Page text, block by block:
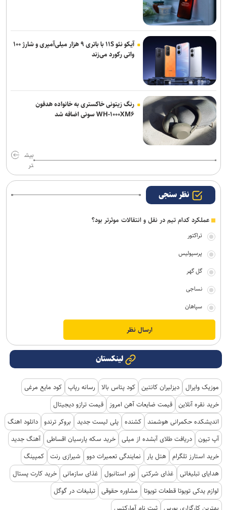
آیکو نئو ۱۱S با باتری ۹ هزار میلی‌آمپری و شارژ ۱۰۰
واتی رکورد می‌زند
رنگ زیتونی خاکستری به خانواده هدفون
WH-۱۰۰۰XM۶ سونی اضافه شد
بیش
تر
نظر سنجی
عملکرد کدام تیم در نقل و انتقالات موثرتر بود؟
تراکتور
پرسپولیس
گل گهر
نساجی
سپاهان
لینکستان
موزیک وایرال دیزلیران کانتین کود پتاس بالا رسانه رپاپ کود مایع مرغی
خرید نقره آنلاین قیمت ضایعات آهن امروز
قیمت ترازو دیجیتال
اندیشکده حکمرانی هوشمند کشنده پلی لیست جدید بروکر ترندو دانلود اهنگ
آپ تیون دریافت طلای آبشده از میلی خرید سکه پارسیان اقساطی آهنگ جدید
خرید استارز تلگرام هتل یار نمایندگی تعمیرات دوو شیرازی رنت کمپینگ
هدایای تبلیغاتی
غذای شرکتی تور استانبول غذای سازمانی خرید کارت پستال
لوازم یدکی تویوتا قطعات تویوتا
مشاوره حقوقی تبلیغات در گوگل
بهترین کارگزاری بورس ثبت نام آمارکتس